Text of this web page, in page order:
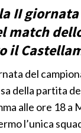
II
match
il
del
della partita
alle ore 18 a
l’unica